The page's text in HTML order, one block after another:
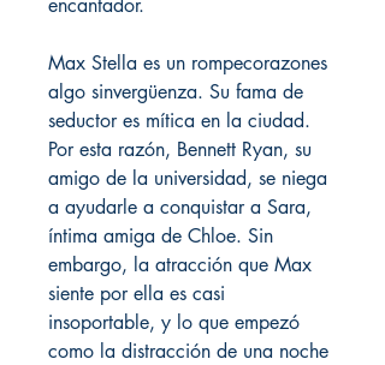
encantador.
Max Stella es un rompecorazones
algo sinvergüenza. Su fama de
seductor es mítica en la ciudad.
Por esta razón, Bennett Ryan, su
amigo de la universidad, se niega
a ayudarle a conquistar a Sara,
íntima amiga de Chloe. Sin
embargo, la atracción que Max
siente por ella es casi
insoportable, y lo que empezó
como la distracción de una noche